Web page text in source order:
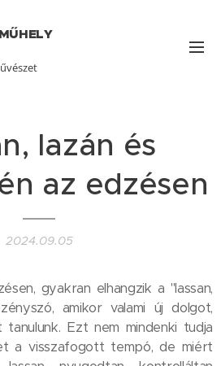
lazán és
az edzésen
2024.09.05
gyakran elhangzik a "lassan,
amikor valami új dolgot,
tanulunk. Ezt nem mindenki tudja
a visszafogott tempó, de miért